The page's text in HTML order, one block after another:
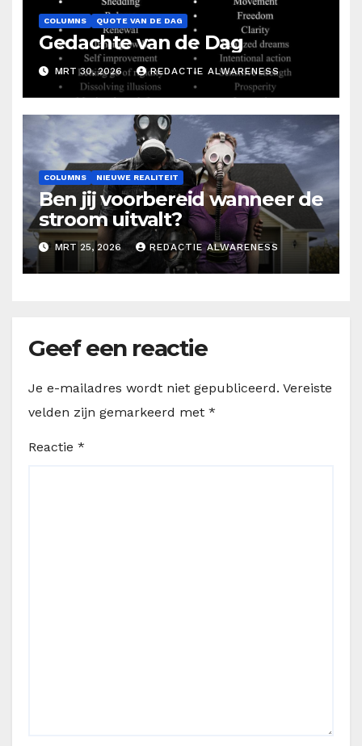
COLUMNS QUOTE VAN DE DAG
Gedachte van de Dag
MRT 30, 2026 REDACTIE ALWARENESS
COLUMNS NIEUWE REALITEIT
Ben jij voorbereid wanneer de
stroom uitvalt?
MRT 25, 2026 REDACTIE ALWARENESS
Geef een reactie
Je e-mailadres wordt niet gepubliceerd. Vereiste
velden zijn gemarkeerd met *
Reactie *